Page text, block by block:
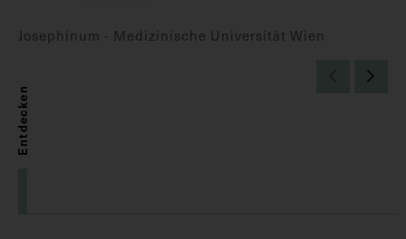
Josephinum - Medizinische Universität Wien
Entdecken